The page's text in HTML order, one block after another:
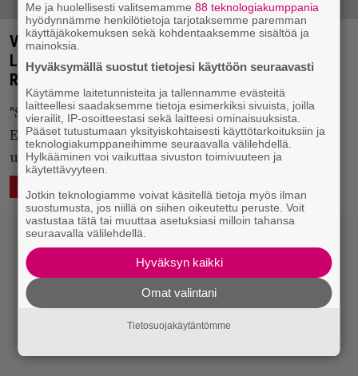
Vintagerokkarit kirkkaamman huomisen asialla –
Lauantailekana Lohkare feat. Pauli Hanhiniemi:
Rauhaa
"Selväsanainen toive rauhasta kaiken maailmassa,
Euroopassa ja kotinurkilla nousseen huudon ja
uhittelun keskellä."
ÄÄNTÄ
Me ja huolellisesti valitsemamme88 teknologiakumppania
hyödynnämme henkilötietoja tarjotaksemme paremman
käyttäjäkokemuksen sekä kohdentaaksemme sisältöä ja
mainoksia.
Hyväksymällä suostut tietojesi käyttöön seuraavasti
Käytämme laitetunnisteita ja tallennamme evästeitä
laitteellesi saadaksemme tietoja esimerkiksi sivuista, joilla
vierailit, IP-osoitteestasi sekä laitteesi ominaisuuksista.
Pääset tutustumaan yksityiskohtaisesti käyttötarkoituksiin ja
teknologiakumppaneihimme seuraavalla välilehdellä.
Hylkääminen voi vaikuttaa sivuston toimivuuteen ja
käytettävyyteen.
Jotkin teknologiamme voivat käsitellä tietoja myös ilman
suostumusta, jos niillä on siihen oikeutettu peruste. Voit
vastustaa tätä tai muuttaa asetuksiasi milloin tahansa
seuraavalla välilehdellä.
Hyväksyn kaikki
Omat valintani
Tietosuojakäytäntömme